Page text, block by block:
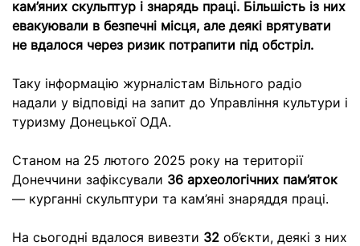
кам’яних скульптур і знарядь праці. Більшість із них
евакуювали в безпечні місця, але деякі врятувати
не вдалося через ризик потрапити під обстріл.
Таку інформацію журналістам Вільного радіо
надали у відповіді на запит до Управління культури і
туризму Донецької ОДА.
Станом на 25 лютого 2025 року на території
Донеччини зафіксували 36 археологічних пам’яток
— курганні скульптури та кам’яні знаряддя праці.
На сьогодні вдалося вивезти 32 об’єкти, деякі з них